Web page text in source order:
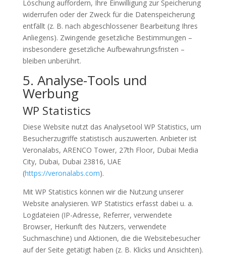
Löschung auffordern, Ihre Einwilligung zur Speicherung
widerrufen oder der Zweck für die Datenspeicherung
entfällt (z. B. nach abgeschlossener Bearbeitung Ihres
Anliegens). Zwingende gesetzliche Bestimmungen –
insbesondere gesetzliche Aufbewahrungsfristen –
bleiben unberührt.
5. Analyse-Tools und
Werbung
WP Statistics
Diese Website nutzt das Analysetool WP Statistics, um
Besucherzugriffe statistisch auszuwerten. Anbieter ist
Veronalabs, ARENCO Tower, 27th Floor, Dubai Media
City, Dubai, Dubai 23816, UAE
(https://veronalabs.com).
Mit WP Statistics können wir die Nutzung unserer
Website analysieren. WP Statistics erfasst dabei u. a.
Logdateien (IP-Adresse, Referrer, verwendete
Browser, Herkunft des Nutzers, verwendete
Suchmaschine) und Aktionen, die die Websitebesucher
auf der Seite getätigt haben (z. B. Klicks und Ansichten).